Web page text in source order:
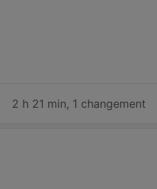
2 h 21 min, 1 changement